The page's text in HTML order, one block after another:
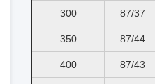
300 87/37
350 87/44
400 87/43